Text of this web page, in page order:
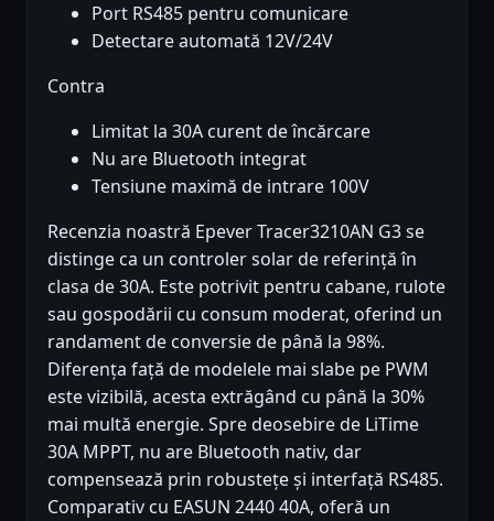
Port RS485 pentru comunicare
Detectare automată 12V/24V
Contra
Limitat la 30A curent de încărcare
Nu are Bluetooth integrat
Tensiune maximă de intrare 100V
Recenzia noastră Epever Tracer3210AN G3 se
distinge ca un controler solar de referință în
clasa de 30A. Este potrivit pentru cabane, rulote
sau gospodării cu consum moderat, oferind un
randament de conversie de până la 98%.
Diferența față de modelele mai slabe pe PWM
este vizibilă, acesta extrăgând cu până la 30%
mai multă energie. Spre deosebire de LiTime
30A MPPT, nu are Bluetooth nativ, dar
compensează prin robustețe și interfață RS485.
Comparativ cu EASUN 2440 40A, oferă un